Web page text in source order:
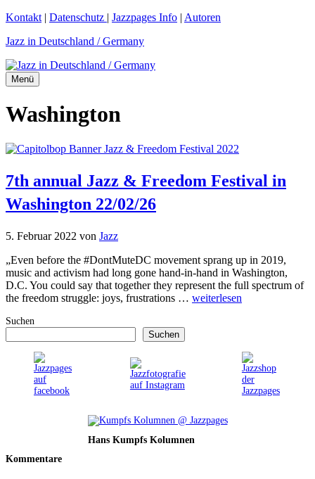
Zum
springen
Kontakt | Datenschutz | Jazzpages Info | Autoren
Jazz in Deutschland / Germany
Menü
Washington
7th annual Jazz & Freedom Festival in
Washington 22/02/26
5. Februar 2022 von Jazz
„Even before the #DontMuteDC movement sprang up in 2019,
music and activism had long gone hand-in-hand in Washington,
D.C. You could say that together they represent the full spectrum of
the freedom struggle: joys, frustrations … weiterlesen
Suchen
Suchen
Hans Kumpfs Kolumnen
Kommentare